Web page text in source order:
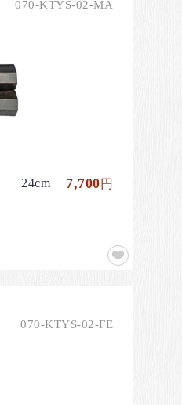
070-KTYS-02-MA
24cm 7,700円
070-KTYS-02-FE